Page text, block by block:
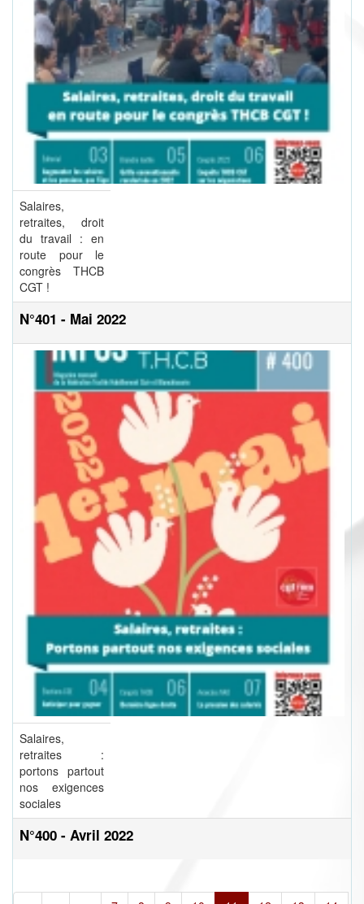
Salaires,
retraites, droit
du travail : en
route pour le
congrès THCB
CGT !
N°401 - Mai 2022
Salaires,
retraites :
portons partout
nos exigences
sociales
N°400 - Avril 2022